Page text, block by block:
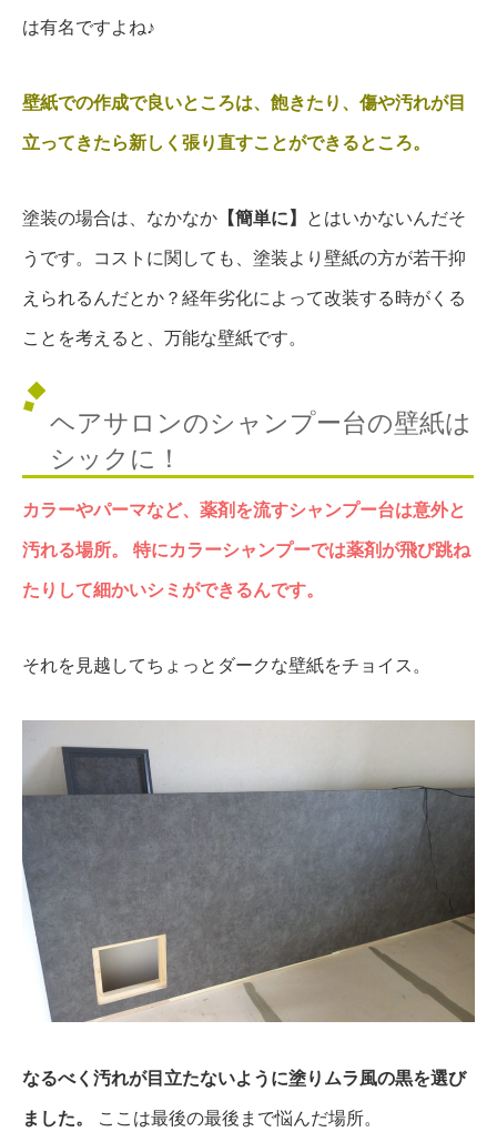
は有名ですよね♪
壁紙での作成で良いところは、飽きたり、傷や汚れが目
立ってきたら新しく張り直すことができるところ。
塗装の場合は、なかなか 【簡単に】 とはいかないんだそ
うです。コストに関しても、塗装より壁紙の方が若干抑
えられるんだとか？経年劣化によって改装する時がくる
ことを考えると、万能な壁紙です。
ヘアサロンのシャンプー台の壁紙は
シックに！
カラーやパーマなど、薬剤を流すシャンプー台は意外と
汚れる場所。
特にカラーシャンプーでは薬剤が飛び跳ね
たりして細かいシミができるんです。
それを見越してちょっとダークな壁紙をチョイス。
なるべく汚れが目立たないように塗りムラ風の黒を選び
ました。
ここは最後の最後まで悩んだ場所。